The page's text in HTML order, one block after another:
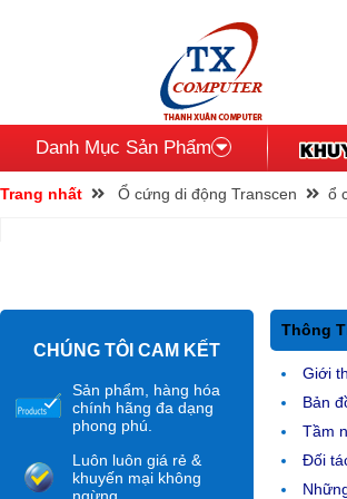
Danh Mục Sản Phẩm
Trang nhất Ổ cứng di động Transcen ổ
CHÚNG TÔI CAM KẾT
Sản phẩm, hàng hóa
chính hãng đa dạng
phong phú.
Luôn luôn giá rẻ &
khuyến mại không
Thông
Giới
Bản
Tầm
Đối